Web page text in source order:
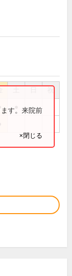
祝
す。来院前
×閉じる